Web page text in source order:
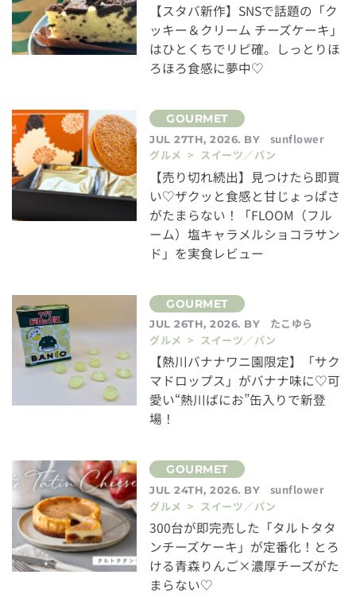
【スタバ新作】SNSで話題の「ク
ッキー＆クリーム チーズケーキ」
はひとくちでリピ確。しっとりほ
ろほろ食感に夢中♡
JUL 27TH, 2026. BY
sunflower
グルメ > スイーツ／パン
【売り切れ続出】見つけたら即買
い♡ザクッと食感と甘じょっぱさ
がたまらない！「FLOOM（フル
ーム）塩キャラメルショコラサン
ド」を実食レビュー
JUL 26TH, 2026. BY
たこゆら
グルメ > スイーツ／パン
【熱川バナナワニ園限定】「サク
マドロップス」がバナナ味に♡可
愛い“熱川ばにお”缶入りで新登
場！
JUL 24TH, 2026. BY
sunflower
グルメ > スイーツ／パン
300台が即完売した「タルトタタ
ンチーズケーキ」が定番化！とろ
ける青森りんご×濃厚チーズがた
まらない♡